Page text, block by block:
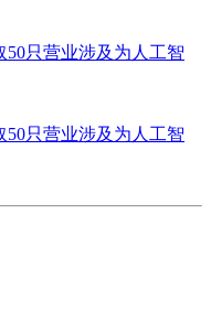
只营业涉及为人工智
只营业涉及为人工智